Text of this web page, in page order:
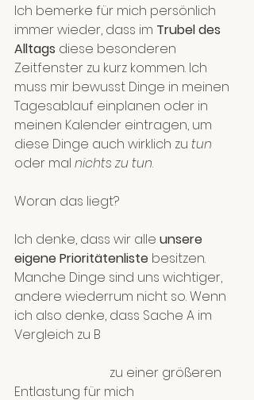
Ich bemerke für mich persönlich
immer wieder, dass im Trubel des
Alltags diese besonderen
Zeitfenster zu kurz kommen. Ich
muss mir bewusst Dinge in meinen
Tagesablauf einplanen oder in
meinen Kalender eintragen, um
diese Dinge auch wirklich zu tun
oder mal nichts zu tun.
Woran das liegt?
Ich denke, dass wir alle unsere
eigene Prioritätenliste besitzen.
Manche Dinge sind uns wichtiger,
andere wiederrum nicht so. Wenn
ich also denke, dass Sache A im
Vergleich zu B